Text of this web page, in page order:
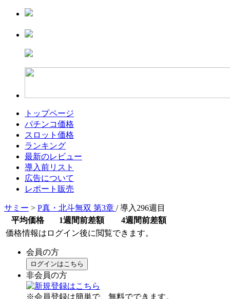
トップページ
パチンコ価格
スロット価格
ランキング
最新のレビュー
導入前リスト
広告について
レポート販売
サミー > P真・北斗無双 第3章 / 導入296週目
平均価格
1週間前差額
4週間前差額
価格情報はログイン後に閲覧できます。
会員の方
ログインはこちら
非会員の方
※会員登録は簡単で、無料でできます。